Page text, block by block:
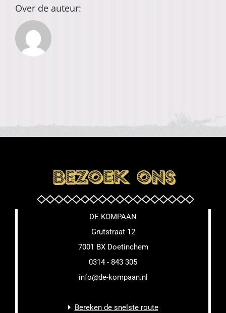
Over de auteur:
DE KOMPAAN
Grutstraat 12
7001 BX Doetinchem
0314 - 843 305
info@de-kompaan.nl
Bereken de snelste route